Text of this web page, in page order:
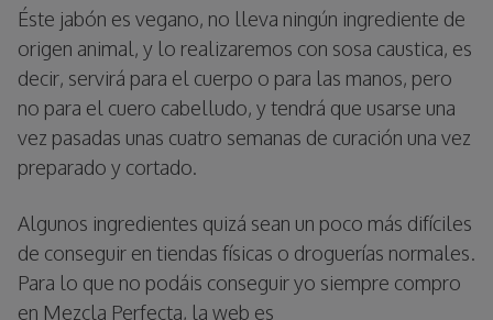
Éste jabón es vegano, no lleva ningún ingrediente de
origen animal, y lo realizaremos con sosa caustica, es
decir, servirá para el cuerpo o para las manos, pero
no para el cuero cabelludo, y tendrá que usarse una
vez pasadas unas cuatro semanas de curación una vez
preparado y cortado.
Algunos ingredientes quizá sean un poco más difíciles
de conseguir en tiendas físicas o droguerías normales.
Para lo que no podáis conseguir yo siempre compro
en Mezcla Perfecta, la web es